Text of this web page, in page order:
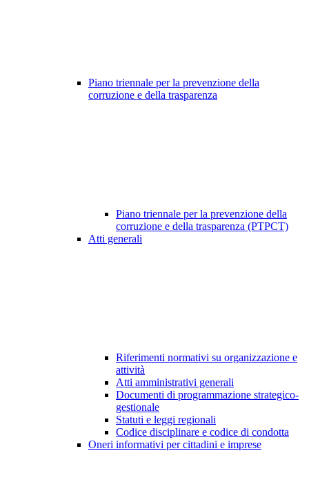
Piano triennale per la prevenzione della
corruzione e della trasparenza
Piano triennale per la prevenzione della
corruzione e della trasparenza (PTPCT)
Atti generali
Riferimenti normativi su organizzazione e
attività
Atti amministrativi generali
Documenti di programmazione strategico-
gestionale
Statuti e leggi regionali
Codice disciplinare e codice di condotta
Oneri informativi per cittadini e imprese